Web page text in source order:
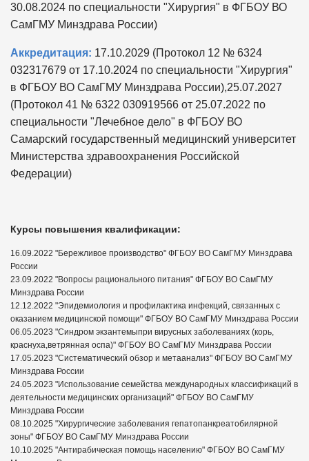
30.08.2024 по специальности "Хирургия" в ФГБОУ ВО
СамГМУ Минздрава России)
Аккредитация: 17.10.2029 (Протокол 12 № 6324
032317679 от 17.10.2024 по специальности "Хирургия"
в ФГБОУ ВО СамГМУ Минздрава России),25.07.2027
(Протокол 41 № 6322 030919566 от 25.07.2022 по
специальности "Лечебное дело" в ФГБОУ ВО
Самарский государственный медицинский университет
Министерства здравоохранения Российской
Федерации)
Курсы повышения квалификации:
16.09.2022 "Бережливое производство" ФГБОУ ВО СамГМУ Минздрава
России
23.09.2022 "Вопросы рационального питания" ФГБОУ ВО СамГМУ
Минздрава России
12.12.2022 "Эпидемиология и профилактика инфекций, связанных с
оказанием медицинской помощи" ФГБОУ ВО СамГМУ Минздрава России
06.05.2023 "Синдром экзантемыпри вирусных заболеваниях (корь,
краснуха,ветрянная оспа)" ФГБОУ ВО СамГМУ Минздрава России
17.05.2023 "Систематический обзор и метаанализ" ФГБОУ ВО СамГМУ
Минздрава России
24.05.2023 "Использование семейства международных классификаций в
деятельности медицинских организаций" ФГБОУ ВО СамГМУ
Минздрава России
08.10.2025 "Хирургические заболевания гепатопанкреатобилярной
зоны" ФГБОУ ВО СамГМУ Минздрава России
10.10.2025 "Антирабическая помощь населению" ФГБОУ ВО СамГМУ